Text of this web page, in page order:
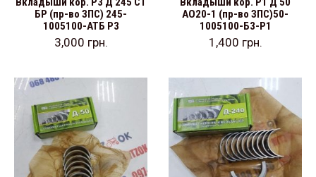
БР (пр-во ЗПС) 245-
1005100-АТБ Р3
3,000 грн.
АО20-1 (пр-во ЗПС)50-
1005100-Б3-Р1
1,400 грн.